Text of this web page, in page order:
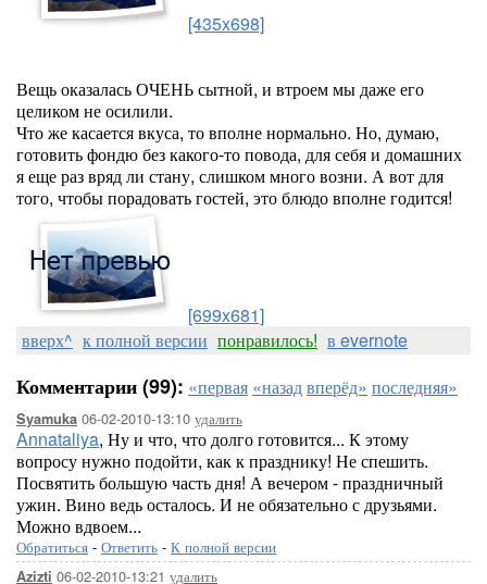
[435x698]
Вещь оказалась ОЧЕНЬ сытной, и втроем мы даже его
целиком не осилили.
Что же касается вкуса, то вполне нормально. Но, думаю,
готовить фондю без какого-то повода, для себя и домашних
я еще раз вряд ли стану, слишком много возни. А вот для
того, чтобы порадовать гостей, это блюдо вполне годится!
[699x681]
вверх^ к полной версии понравилось! в evernote
Комментарии (99): «первая «назадвперёд» последняя»
Syamuka 06-02-2010-13:10 удалить
Annataliya, Ну и что, что долго готовится... К этому
вопросу нужно подойти, как к празднику! Не спешить.
Посвятить большую часть дня! А вечером - праздничный
ужин. Вино ведь осталось. И не обязательно с друзьями.
Можно вдвоем...
Обратиться - Ответить - К полной версии
Azizti 06-02-2010-13:21 удалить